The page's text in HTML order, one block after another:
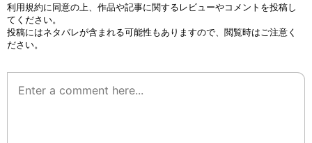
利用規約に同意の上、作品や記事に関するレビューやコメントを投稿し
てください。
投稿にはネタバレが含まれる可能性もありますので、閲覧時はご注意く
ださい。